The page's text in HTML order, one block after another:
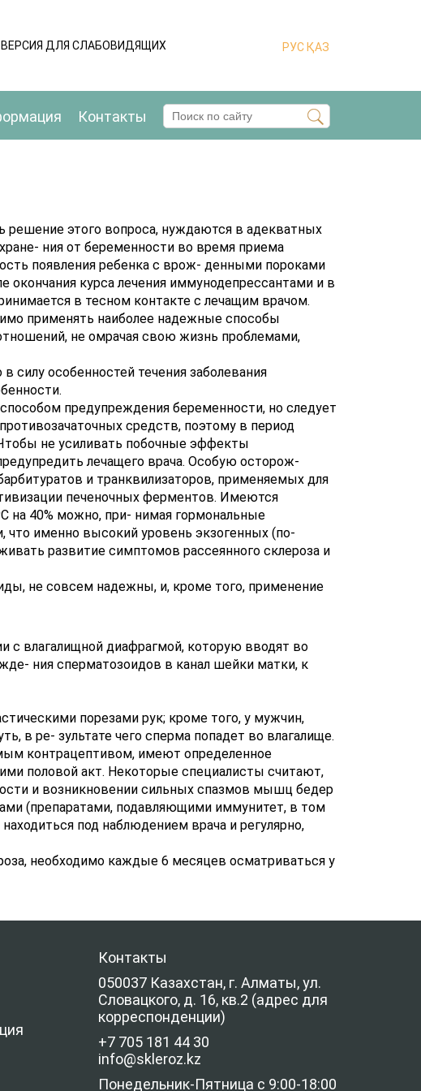
ВЕРСИЯ ДЛЯ СЛАБОВИДЯЩИХ РУСҚАЗ
Контакты
этого вопроса, нуждаются в адекватных
ния от беременности во время приема
появления ребенка с врож- денными пороками
окончания курса лечения иммунодепрессантами и в
в тесном контакте с лечащим врачом.
применять наиболее надежные способы
не омрачая свою жизнь проблемами,
силу особенностей течения заболевания
предупреждения беременности, но следует
средств, поэтому в период
не усиливать побочные эффекты
лечащего врача. Особую осторож-
и транквилизаторов, применяемых для
печеночных ферментов. Имеются
на 40% можно, при- нимая гормональные
именно высокий уровень экзогенных (по-
развитие симптомов рассеянного склероза и
не совсем надежны, и, кроме того, применение
с влагалищной диафрагмой, которую вводят во
ния сперматозоидов в канал шейки матки, к
порезами рук; кроме того, у мужчин,
в ре- зультате чего сперма попадет во влагалище.
контрацептивом, имеют определенное
половой акт. Некоторые специалисты считают,
и возникновении сильных спазмов мышц бедер
(препаратами, подавляющими иммунитет, в том
под наблюдением врача и регулярно,
необходимо каждые 6 месяцев осматриваться у
Контакты
050037 Казахстан, г. Алматы, ул.
Словацкого, д. 16, кв.2 (адрес для
корреспонденции)
+7 705 181 44 30
info@skleroz.kz
Понедельник-Пятница с 9:00-18:00